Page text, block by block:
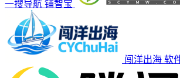
一搜导航 铺智宝
闯洋出海 软